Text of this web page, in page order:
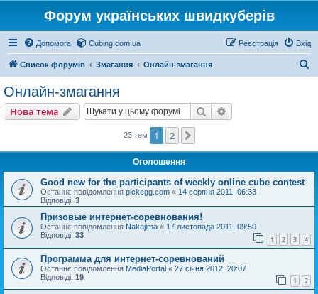
Форум українських швидкуберів
Допомога Cubing.com.ua Вхід
Реєстрація
Список форумів Змагання Онлайн-змагання
Онлайн-змагання
Нова тема Пошук
23 тем 1 2
Оголошення
Good new for the participants of weekly online cube contest
Останнє повідомлення pickegg.com « 14 серпня 2011, 06:33
Відповіді: 3
Призовые интернет-соревнования!
Останнє повідомлення Nakajima « 17 листопада 2011, 09:50
Відповіді: 33 1 2 3 4
Программа для интернет-соревнований
Останнє повідомлення MediaPortal « 27 січня 2012, 20:07
Відповіді: 19 1 2